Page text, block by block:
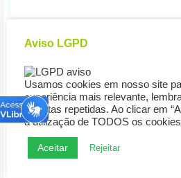
Aviso LGPD
Usamos cookies em nosso site
experiência mais relevante,
e visitas repetidas. Ao clicar em
a utilização de TODOS os
Aceitar Rejeitar